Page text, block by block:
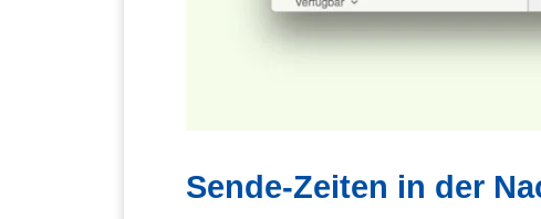
Sende-Zeiten in der